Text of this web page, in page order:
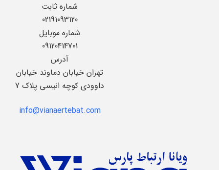
شماره ثابت
02191093120
شماره موبایل
09120414701
آدرس
تهران خیابان دماوند خیابان
داوودی کوچه انیسی پلاک 7
info@vianaertebat.com